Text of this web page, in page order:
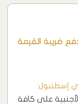
ضريبة القيمة
إسطنبول:
على كافة